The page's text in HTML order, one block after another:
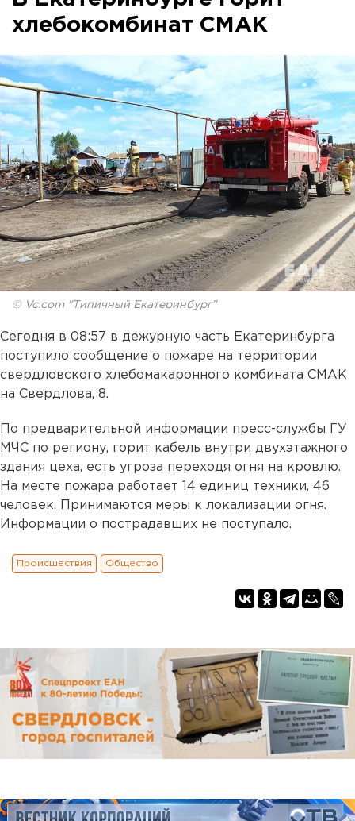
хлебокомбинат СМАК
© Vc.com "Типичный Екатеринбург"
Сегодня в 08:57 в дежурную часть Екатеринбурга
поступило сообщение о пожаре на территории
свердловского хлебомакаронного комбината СМАК
на Свердлова, 8.
По предварительной информации пресс-службы ГУ
МЧС по региону, горит кабель внутри двухэтажного
здания цеха, есть угроза переходя огня на кровлю.
На месте пожара работает 14 единиц техники, 46
человек. Принимаются меры к локализации огня.
Информации о пострадавших не поступало.
Происшествия Общество